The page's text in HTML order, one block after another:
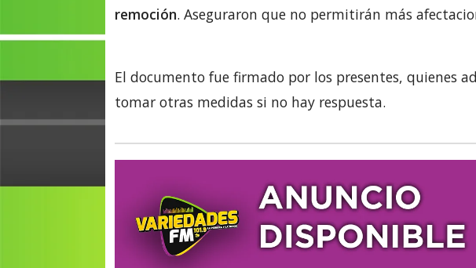
remoción. Aseguraron que no permitirán más
El documento fue firmado por los presentes, quienes
tomar otras medidas si no hay respuesta.